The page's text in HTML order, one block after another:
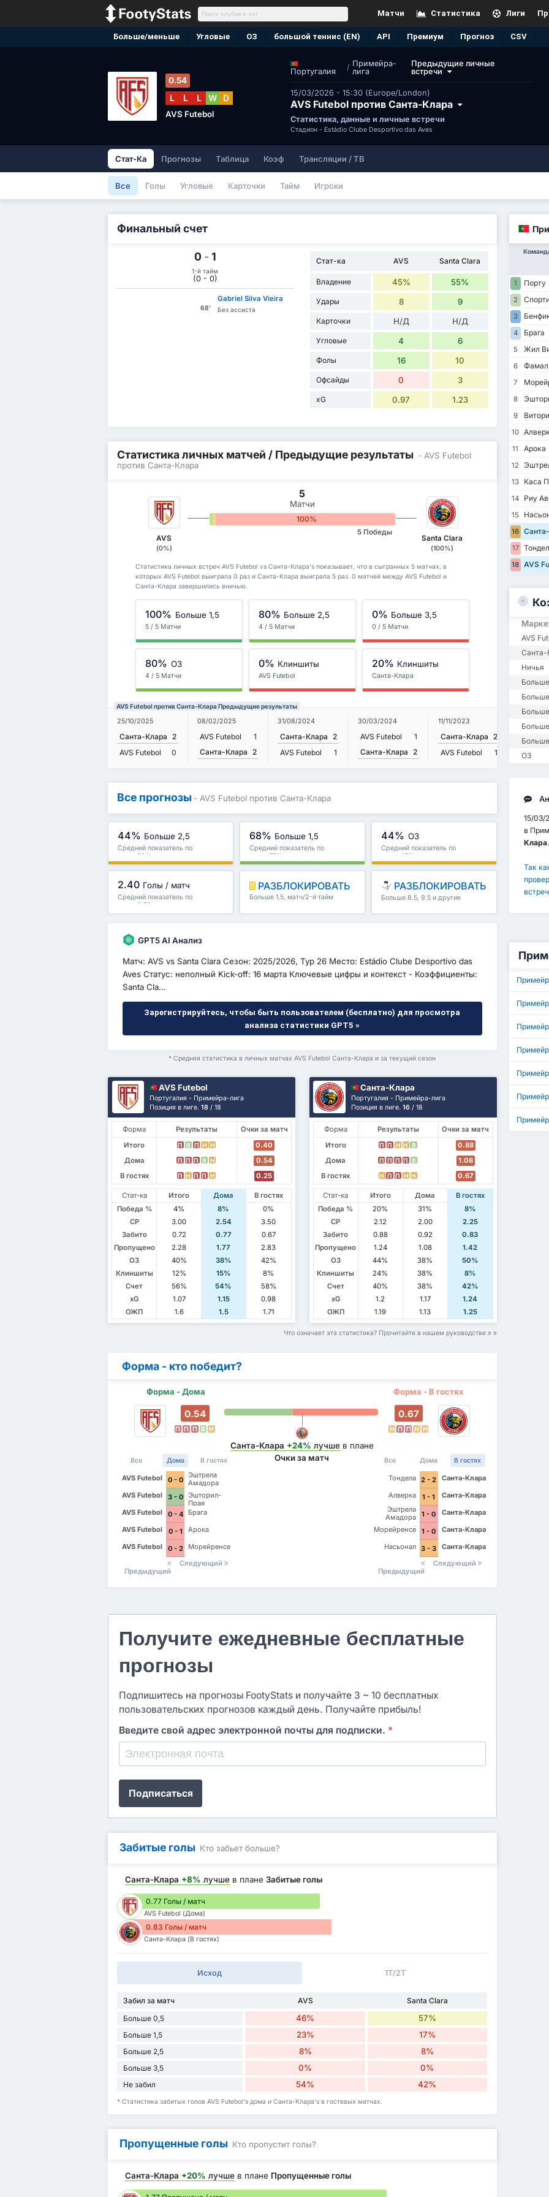
Лиги
Статистика
Матчи
Больше/меньше Угловые ОЗ большой теннис (EN) API Премиум Прогноз CSV
Португалия / Примейра-
лига
Предыдущие личные
встречи
15/03/2026 - 15:30 (Europe/London)
AVS Futebol против Санта-Клара
Статистика, данные и личные встречи
Стадион - Estádio Clube Desportivo das Aves
0.54
L L L W D
AVS Futebol
Стат-Ка Прогнозы Таблица Коэф Трансляции / ТВ
Все Голы Угловые Карточки Тайм Игроки
Финальный счет
0 - 1
1-й тайм
(0 - 0)
68'
Gabriel Silva Vieira
Без ассиста
Стат-ка AVS Santa Clara
Владение 45% 55%
Удары 8 9
Карточки Н/Д Н/Д
Угловые 4 6
Фолы 16 10
Офсайды 0 3
xG 0.97 1.23
Статистика личных матчей / Предыдущие результаты - AVS Futebol
против Санта-Клара
AVS
(0%)
5
Матчи
100%
5 Победы
Santa Clara
(100%)
Статистика личных встреч AVS Futebol vs Санта-Клара's показывает, что в сыгранных 5 матчах, в
которых AVS Futebol выиграла 0 раз и Санта-Клара выиграла 5 раз. 0 матчей между AVS Futebol и
Санта-Клара завершились вничью.
100% Больше 1,5
5 / 5 Матчи
80% Больше 2,5
4 / 5 Матчи
0% Больше 3,5
0 / 5 Матчи
80% ОЗ
4 / 5 Матчи
0% Клиншиты
AVS Futebol
20% Клиншиты
Санта-Клара
AVS Futebol против Санта-Клара Предыдущие результаты
25/10/2025
Санта-Клара
2
AVS Futebol
0
08/02/2025
AVS Futebol
1
Санта-Клара
2
31/08/2024
Санта-Клара
2
AVS Futebol
1
30/03/2024
AVS Futebol
1
Санта-Клара
2
11/11/2023
Санта-Клара
2
AVS Futebol
1
Все прогнозы - AVS Futebol против Санта-Клара
44% Больше 2,5
Средний показатель по
лиге : 56%
68% Больше 1,5
Средний показатель по
лиге : 77%
44% ОЗ
Средний показатель по
лиге : 47%
2.40 Голы / матч
Средний показатель по
лиге : 2.73
РАЗБЛОКИРОВАТЬ
Больше 1.5, матч/2-й тайм
РАЗБЛОКИРОВАТЬ
Больше 8.5, 9.5 и другие
GPT5 AI Анализ
Матч: AVS vs Santa Clara Сезон: 2025/2026, Тур 26 Место: Estádio Clube Desportivo das
Aves Статус: неполный Kick-off: 16 марта Ключевые цифры и контекст - Коэффициенты:
Santa Cla...
Зарегистрируйтесь, чтобы быть пользователем (бесплатно) для просмотра
анализа статистики GPT5 »
* Средняя статистика в личных матчах AVS Futebol Санта-Клара и за текущий сезон
AVS Futebol
Португалия - Примейра-лига
Позиция в лиге.18 / 18
Форма Результаты
Очки за матч
Итого
П В П Н Н
0.40
Дома
П П П В Н
0.54
В гостях
П Н П П Н 0.25
Стат-ка Итого Дома
В гостях
Победа %
4% 8%
0%
СР
3.00 2.54
3.50
Забито
0.72 0.77
0.67
Пропущено
2.28 1.77
2.83
ОЗ
40% 38%
42%
Клиншиты
12% 15%
8%
Счет
56% 54%
58%
xG
1.07 1.15
0.98
ОЖП
1.6 1.5 1.71
Санта-Клара
Португалия - Примейра-лига
Позиция в лиге.16 / 18
Форма Результаты
Очки за матч
Итого
П П Н Н В
0.88
Дома
П П П П В
1.08
В гостях
Н П П Н Н 0.67
Стат-ка Итого Дома
В гостях
Победа %
20% 31%
8%
СР
2.12 2.00
2.25
Забито
0.88 0.92
0.83
Пропущено
1.24 1.08
1.42
ОЗ
44% 38%
50%
Клиншиты
24% 38%
8%
Счет
40% 38%
42%
xG
1.2 1.17
1.24
ОЖП
1.19 1.13 1.25
Что означает эта статистика? Прочитайте в нашем руководстве
Форма - кто победит?
Форма - Дома Форма - В гостях
0.54
П П П В Н
Все Дома В гостях
AVS Futebol 0 - 0
Эштрела
Амадора
AVS Futebol
3 - 0
Эшторил-
Прая
AVS Futebol
0 - 4
Брага
AVS Futebol
0 - 1
Арока
AVS Futebol
0 - 2 Морейренсе
Предыдущий
Следующий
Санта-Клара +24% лучшев плане
Очки за матч
0.67
Н П П Н Н
Все Дома В гостях
Тондела 2 - 2
Санта-Клара
Алверка
1 - 1
Санта-Клара
Эштрела
Амадора
1 - 0
Санта-Клара
Морейренсе
1 - 0
Санта-Клара
Насьонал 3 - 3 Санта-Клара
Предыдущий
Следующий
Получите ежедневные бесплатные
прогнозы
Подпишитесь на прогнозы FootyStats и получайте 3 ~ 10 бесплатных
пользовательских прогнозов каждый день. Получайте прибыль!
Введите свой адрес электронной почты для подписки. *
Подписаться
Забитые голы Кто забьет больше?
Санта-Клара +8% лучше в планеЗабитые голы
0.77 Голы / матч
AVS Futebol (Дома)
0.83 Голы / матч
Санта-Клара (В гостях)
Исход 1Т/2Т
Забил за матч AVS
Santa Clara
Больше 0,5
46% 57%
Больше 1,5 23% 17%
Больше 2,5 8% 8%
Больше 3,5 0% 0%
Не забил 54% 42%
* Статистика забитых голов AVS Futebol's дома и Санта-Клара's в гостевых матчах.
Пропущенные голы Кто пропустит голы?
Санта-Клара +20% лучше в плане Пропущенные голы
1 Порту
2
3
4
Брага
5
Жил
6
7
8
9
10
11
Арока
12
13
Каса
14
Риу
15
16
17
18 AVS
AVS
Санта-
Ничья
ОЗ
15/03/
в
Клара.
Так